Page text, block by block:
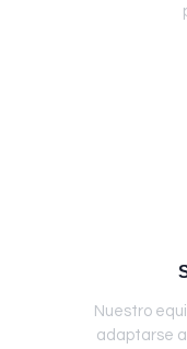
Nuestro
adaptarse